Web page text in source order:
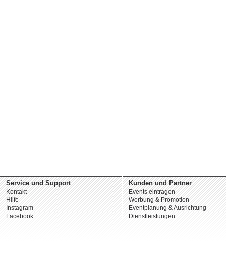
Service und Support
Kontakt
Hilfe
Instagram
Facebook
Kunden und Partner
Events eintragen
Werbung & Promotion
Eventplanung & Ausrichtung
Dienstleistungen